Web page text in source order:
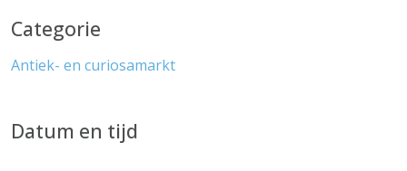
Categorie
Antiek- en curiosamarkt
Datum en tijd